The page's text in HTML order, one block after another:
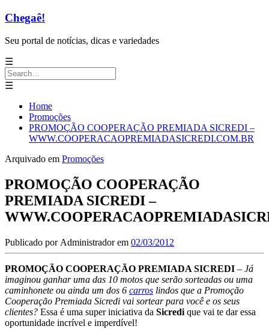
Chegaê!
Seu portal de notícias, dicas e variedades
☰
Search
for:
☰
Home
Promoções
PROMOÇÃO COOPERAÇÃO PREMIADA SICREDI –
WWW.COOPERACAOPREMIADASICREDI.COM.BR
Arquivado em Promoções
PROMOÇÃO COOPERAÇÃO
PREMIADA SICREDI –
Publicado por Administradorem 02/03/2012
PROMOÇÃO COOPERAÇÃO PREMIADA SICREDI – Já
imaginou ganhar uma das 10 motos que serão sorteadas ou uma
caminhonete ou ainda um dos 6 carros lindos que a Promoção
Cooperação Premiada Sicredi vai sortear para você e os seus
clientes? Essa é uma super iniciativa da Sicredi que vai te dar essa
oportunidade incrível e imperdível!